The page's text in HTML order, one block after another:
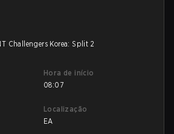
Challengers Korea: Split 2
Hora de início
08:07
Localização
EA